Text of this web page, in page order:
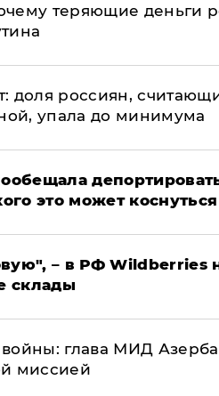
теряющие деньги
доля россиян,
упала до минимума
это может коснуться
– в РФ Wildberries
склады
глава МИД
миссией